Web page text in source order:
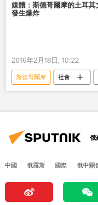
媒體：斯德哥爾摩的土耳其
發生爆炸
2016年2月18日, 10:22
斯德哥爾摩 社會
爆炸
俄
中國 俄羅斯 國際 俄中關